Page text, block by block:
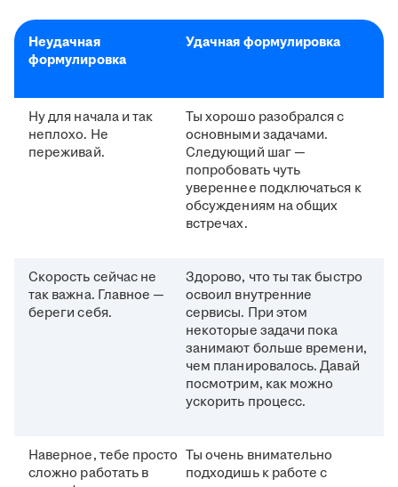
Неудачная
формулировка
Удачная формулировка
Ну для начала и так
неплохо. Не
переживай.
Ты хорошо разобрался с
основными задачами.
Следующий шаг —
попробовать чуть
увереннее подключаться к
обсуждениям на общих
встречах.
Скорость сейчас не
так важна. Главное —
береги себя.
Здорово, что ты так быстро
освоил внутренние
сервисы. При этом
некоторые задачи пока
занимают больше времени,
чем планировалось. Давай
посмотрим, как можно
ускорить процесс.
Наверное, тебе просто
сложно работать в
Ты очень внимательно
подходишь к работе с